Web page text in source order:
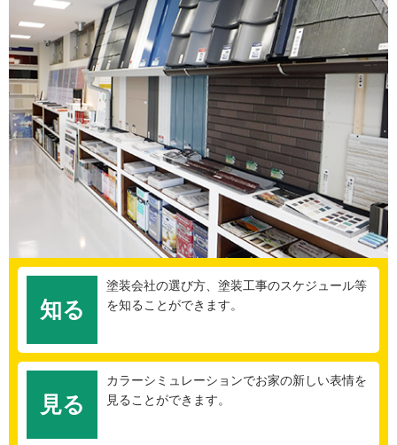
知る
塗装会社の選び方、塗装工事のスケジュール等
を知ることができます。
見る
カラーシミュレーションでお家の新しい表情を
見ることができます。